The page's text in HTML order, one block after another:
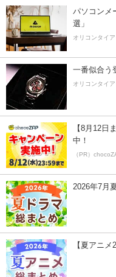
パソコンメ
選」
オリコンタイ
一番似合う
オリコンタイ
【8月12日
中！
（PR）
2026年7月
【夏アニ